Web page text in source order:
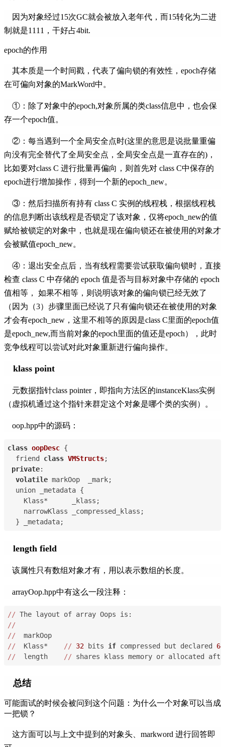
因为对象经过15次GC就会被放入老年代，而15转化为二进
制就是1111，干好占4bit.
epoch的作用
其本质是一个时间戳，代表了偏向锁的有效性，epoch存储
在可偏向对象的MarkWord中。
①：除了对象中的epoch,对象所属的类class信息中，也会保
存一个epoch值。
②：每当遇到一个全局安全点时(这里的意思是说批量重偏
向没有完全替代了全局安全点，全局安全点是一直存在的)，
比如要对class C 进行批量再偏向，则首先对 class C中保存的
epoch进行增加操作，得到一个新的epoch_new。
③：然后扫描所有持有 class C 实例的线程栈，根据线程栈
的信息判断出该线程是否锁定了该对象，仅将epoch_new的值
赋给被锁定的对象中，也就是现在偏向锁还在被使用的对象才
会被赋值epoch_new。
④：退出安全点后，当有线程需要尝试获取偏向锁时，直接
检查 class C 中存储的 epoch 值是否与目标对象中存储的 epoch
值相等， 如果不相等，则说明该对象的偏向锁已经无效了
（因为（3）步骤里面已经说了只有偏向锁还在被使用的对象
才会有epoch_new，这里不相等的原因是class C里面的epoch值
是epoch_new,而当前对象的epoch里面的值还是epoch），此时
竞争线程可以尝试对此对象重新进行偏向操作。
klass point
元数据指针class pointer，即指向方法区的instanceKlass实例
（虚拟机通过这个指针来群定这个对象是哪个类的实例）。
oop.hpp中的源码：
class oopDesc {
  friend
class VMStructs;
private:
volatile markOop  _mark;
  union _metadata {
    Klass*      _klass;
    narrowKlass _compressed_klass;
  } _metadata;
length field
该属性只有数组对象才有，用以表示数组的长度。
arrayOop.hpp中有这么一段注释：
// The layout of array Oops is:
//
//
  markOop
//
  Klass*
// 32 bits if compressed but declared 64
//
  length
// shares klass memory or allocated
总结
可能面试的时候会被问到这个问题：为什么一个对象可以当成
一把锁？
这方面可以与上文中提到的对象头、markword 进行回答即